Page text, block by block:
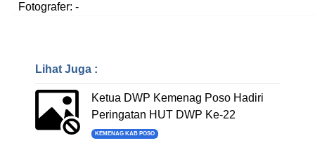
Fotografer: -
Lihat Juga :
Ketua DWP Kemenag Poso Hadiri
Peringatan HUT DWP Ke-22
KEMENAG KAB POSO